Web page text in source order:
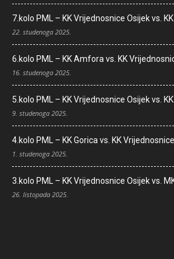
7.kolo PML – KK Vrijednosnice Osijek vs.
22. studenoga 2025.
6.kolo PML – KK Amfora vs. KK
16. studenoga 2025.
5.kolo PML – KK Vrijednosnice Osijek vs.
9. studenoga 2025.
4.kolo PML – KK Gorica vs. KK
1. studenoga 2025.
3.kolo PML – KK Vrijednosnice Osijek vs.
26. listopada 2025.